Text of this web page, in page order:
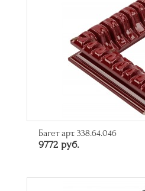
Багет арт. 338.64.046
9772 руб.